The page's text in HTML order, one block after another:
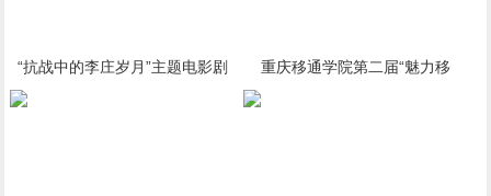
“抗战中的李庄岁月”主题电影剧
重庆移通学院第二届“魅力移